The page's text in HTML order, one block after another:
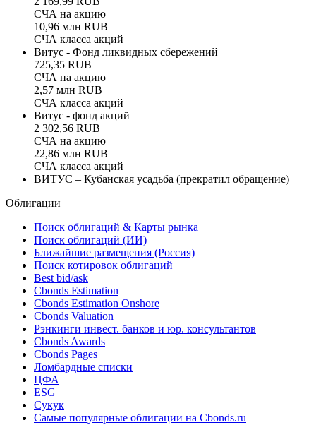
СЧА на акцию
10,96 млн RUB
СЧА класса акций
Витус - Фонд ликвидных сбережений
725,35 RUB
СЧА на акцию
2,57 млн RUB
СЧА класса акций
Витус - фонд акций
2 302,56 RUB
СЧА на акцию
22,86 млн RUB
СЧА класса акций
ВИТУС – Кубанская усадьба (прекратил обращение)
Облигации
Поиск облигаций & Карты рынка
Поиск облигаций (ИИ)
Ближайшие размещения (Россия)
Поиск котировок облигаций
Best bid/ask
Cbonds Estimation
Cbonds Estimation Onshore
Cbonds Valuation
Рэнкинги инвест. банков и юр. консультантов
Cbonds Awards
Cbonds Pages
Ломбардные списки
ЦФА
ESG
Сукук
Самые популярные облигации на Cbonds.ru